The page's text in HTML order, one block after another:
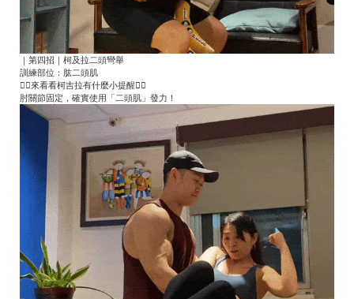
｜第四招｜柯及拉二頭彎舉
訓練部位：肱二頭肌
👇🏻來看看柯吉拉有什麼小提醒👇🏻
肘關節固定，確實使用「二頭肌」發力！